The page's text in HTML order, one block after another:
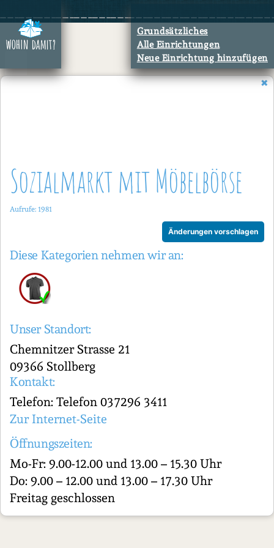
Inhalt
springen
Grundsätzliches
Alle Einrichtungen
Neue Einrichtung hinzufügen
Sozialmarkt mit Möbelbörse
Aufrufe: 1981
Änderungen vorschlagen
Diese Kategorien nehmen wir an:
Unser Standort:
Chemnitzer Strasse 21
09366 Stollberg
Kontakt:
Telefon: Telefon 037296 3411
Zur Internet-Seite
Öffnungszeiten:
Mo-Fr: 9.00-12.00 und 13.00 – 15.30 Uhr
Do: 9.00 – 12.00 und 13.00 – 17.30 Uhr
Freitag geschlossen